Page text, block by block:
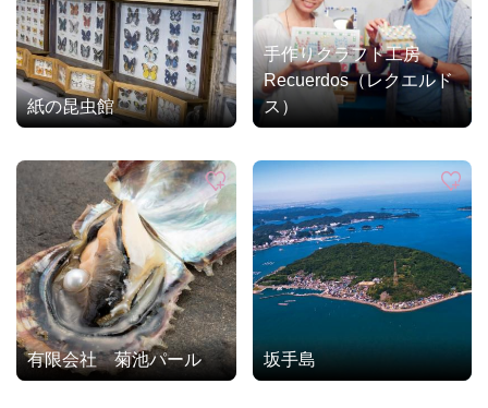
紙の昆虫館
手作りクラフト工房
Recuerdos（レクエルド
ス）
有限会社 菊池パール 坂手島